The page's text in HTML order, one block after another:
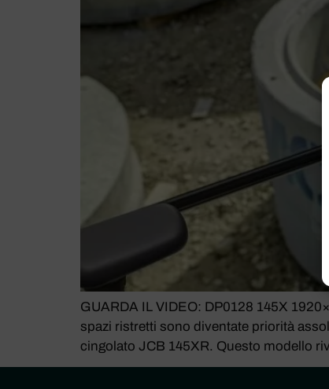
GUARDA IL VIDEO: DP0128 145X
spazi ristretti sono diventate priorità
cingolato JCB 145XR. Questo modello